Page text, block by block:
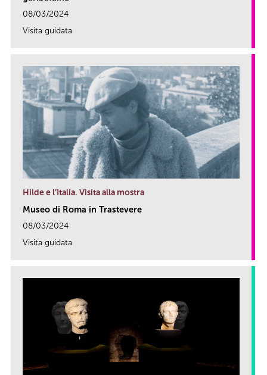
08/03/2024
Visita guidata
Hilde e l’Italia. Visita alla mostra
Museo di Roma in Trastevere
08/03/2024
Visita guidata